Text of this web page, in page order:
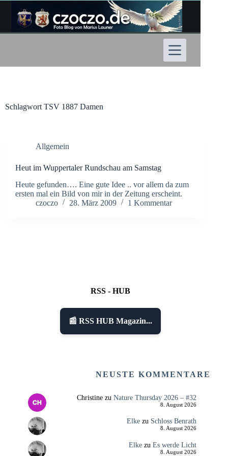
Inhalt
springen
Schlagwort TSV 1887 Damen
Allgemein
Heut im Wuppertaler Rundschau am Samstag
Heute gefunden…. Eine gute Idee .. vor allem da zum
ersten mal ein Bild von mir in der Zeitung erscheint.
czoczo
28. März 2009 1 Kommentar
RSS - HUB
📰 RSS HUB Magazin...
NEUSTE KOMMENTARE
Christinezu Nature Thursday 2026 – #32
8. August 2026
Elkezu Schloss Benrath
8. August 2026
Elkezu Es werde Licht
8. August 2026